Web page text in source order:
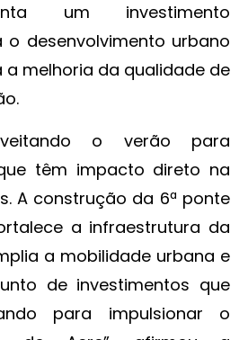
um investimento
desenvolvimento urbano
melhoria da qualidade de
o verão para
têm impacto direto na
A construção da 6ª ponte
a infraestrutura da
a mobilidade urbana e
de investimentos que
para impulsionar o